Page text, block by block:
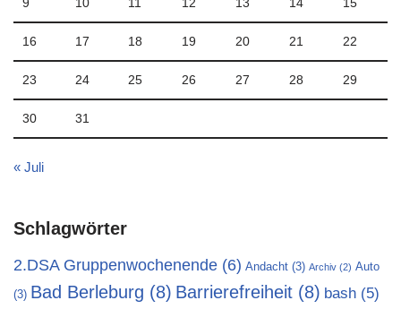
9 10 11 12 13 14 15
16 17 18 19 20 21 22
23 24 25 26 27 28 29
30 31
« Juli
Schlagwörter
2.DSA Gruppenwochenende (6) Andacht (3) Archiv (2) Auto
(3) Bad Berleburg (8) Barrierefreiheit (8) bash (5)